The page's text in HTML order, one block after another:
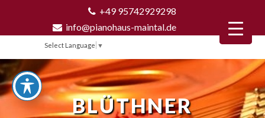
+49 95742929298
info@pianohaus-maintal.de
Select Language ▼
BLÜTHNER